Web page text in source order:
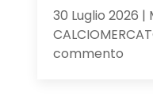
30 Luglio 2026
commentosu